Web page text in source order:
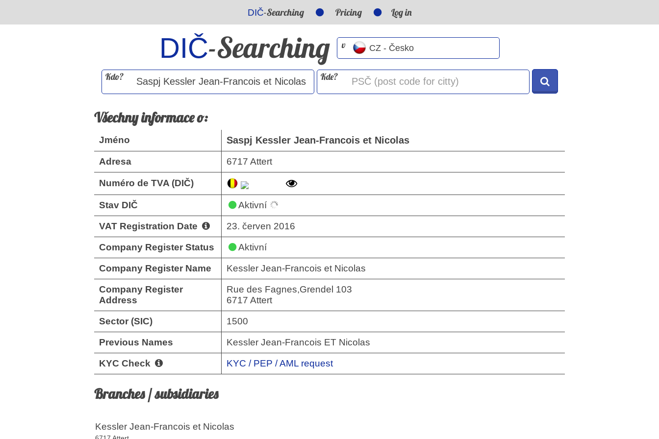
DIČ-Searching Pricing Log in
DIČ-Searching v
Kdo? Kde?
Všechny informace o:
Jméno Saspj Kessler Jean-Francois et Nicolas
Adresa 6717 Attert
Numéro de TVA (DIČ)
Stav DIČ Aktivní
VAT Registration Date 23. červen 2016
Company Register Status Aktivní
Company Register Name Kessler Jean-Francois et Nicolas
Company Register
Address
Rue des Fagnes,Grendel 103
6717 Attert
Sector (SIC) 1500
Previous Names Kessler Jean-Francois ET Nicolas
KYC Check KYC / PEP / AML request
Branches / subsidiaries
Kessler Jean-Francois et Nicolas